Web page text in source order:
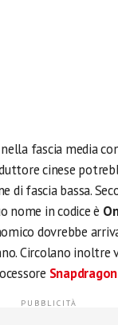
fascia media
cinese
di fascia bassa.
nome in codice è
dovrebbe
Circolano inoltre